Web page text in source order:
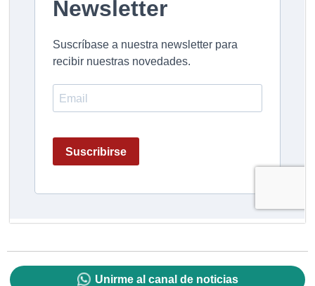
Unirme al canal de noticias